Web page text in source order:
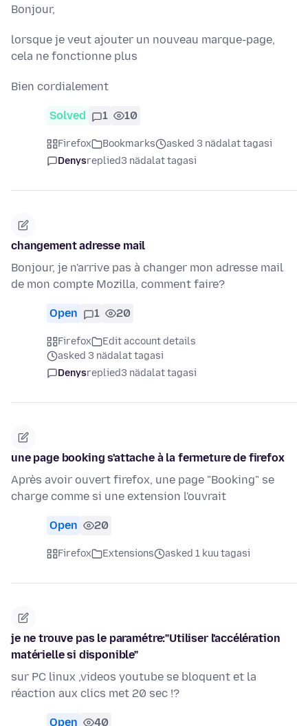
Bonjour,
lorsque je veut ajouter un nouveau marque-page,
cela ne fonctionne plus
Bien cordialement
Solved 1 10
Firefox Bookmarks
asked 3 nädalat tagasi
Denysreplied3 nädalat tagasi
changement adresse mail
Bonjour, je n'arrive pas à changer mon adresse mail
de mon compte Mozilla, comment faire?
Open 1 20
Firefox
Edit account details
asked 3 nädalat tagasi
Denysreplied3 nädalat tagasi
une page booking s'attache à la fermeture de firefox
Après avoir ouvert firefox, une page "Booking" se
charge comme si une extension l'ouvrait
Open 20
Firefox Extensions asked 1 kuu tagasi
je ne trouve pas le paramétre:"Utiliser l'accélération
matérielle si disponible"
sur PC linux ,videos youtube se bloquent et la
réaction aux clics met 20 sec !?
Open 40